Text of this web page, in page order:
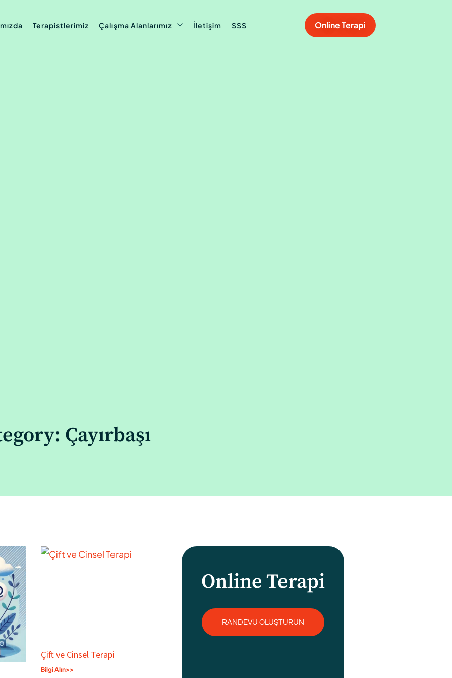
Terapistlerimiz Çalışma Alanlarımız İletişim SSS Online Terapi
Çayırbaşı
Çift ve Cinsel Terapi
Bilgi Alın>>
Online Terapi
RANDEVU OLUŞTURUN